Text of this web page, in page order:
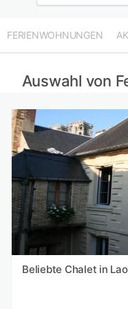
FERIENWOHNUNGEN
Auswahl von
Beliebte Chalet in